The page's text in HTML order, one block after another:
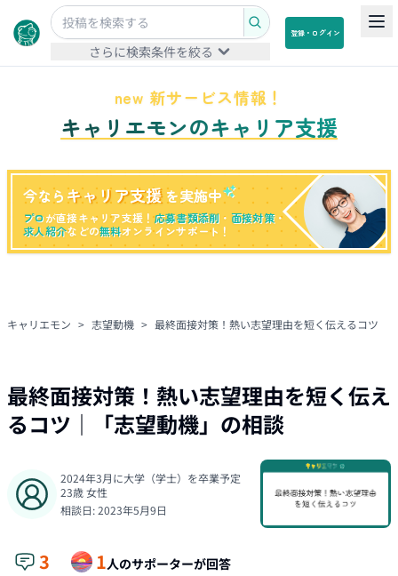
さらに検索条件を絞る
登録・ログイン
new 新サービス情報！
キャリエモンのキャリア支援
今なら キャリア支援 を実施中
プロが直接キャリア支援！応募書類添削 ・ 面接対策・
求人紹介などの無料オンラインサポート！
キャリエモン > 志望動機 > 最終面接対策！熱い志望理由を短く伝えるコツ
最終面接対策！熱い志望理由を短く伝え
るコツ ｜「志望動機」の相談
2024年3月に大学（学士）を卒業予定
23歳女性
相談日:2023年5月9日
3 1人のサポーターが回答